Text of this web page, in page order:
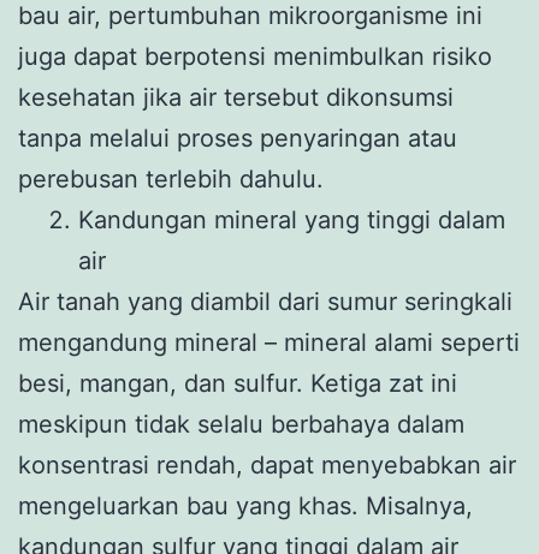
bau air, pertumbuhan mikroorganisme ini
juga dapat berpotensi menimbulkan risiko
kesehatan jika air tersebut dikonsumsi
tanpa melalui proses penyaringan atau
perebusan terlebih dahulu.
Kandungan mineral yang tinggi dalam
air
Air tanah yang diambil dari sumur seringkali
mengandung mineral – mineral alami seperti
besi, mangan, dan sulfur. Ketiga zat ini
meskipun tidak selalu berbahaya dalam
konsentrasi rendah, dapat menyebabkan air
mengeluarkan bau yang khas. Misalnya,
kandungan sulfur yang tinggi dalam air